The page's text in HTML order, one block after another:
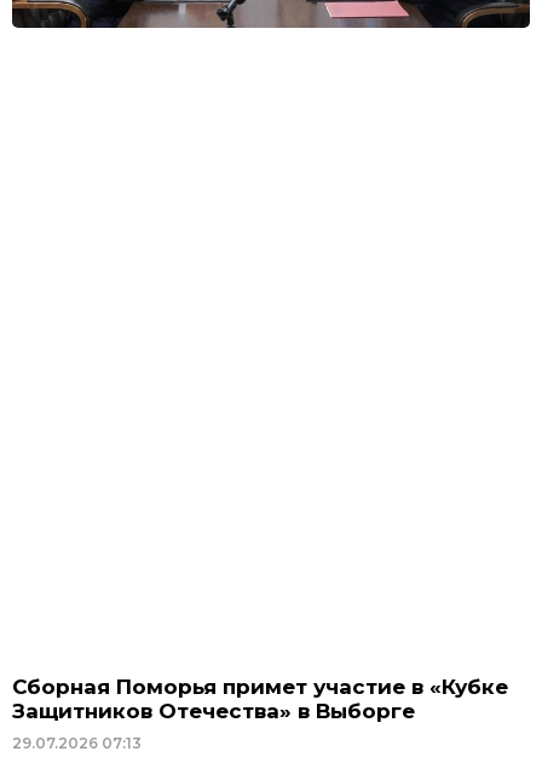
Сборная Поморья примет участие в «Кубке
Защитников Отечества» в Выборге
29.07.2026 07:13